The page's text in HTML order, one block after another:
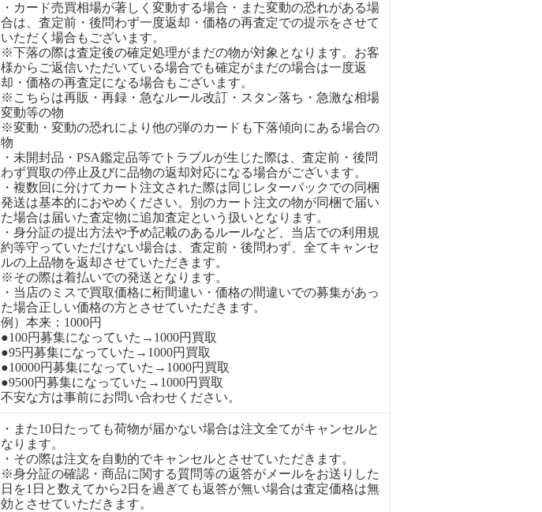
・カード売買相場が著しく変動する場合・また変動の恐れがある場
合は、査定前・後問わず一度返却・価格の再査定での提示をさせて
いただく場合もございます。
※下落の際は査定後の確定処理がまだの物が対象となります。お客
様からご返信いただいている場合でも確定がまだの場合は一度返
却・価格の再査定になる場合もございます。
※こちらは再販・再録・急なルール改訂・スタン落ち・急激な相場
変動等の物
※変動・変動の恐れにより他の弾のカードも下落傾向にある場合の
物
・未開封品・PSA鑑定品等でトラブルが生じた際は、査定前・後問
わず買取の停止及びに品物の返却対応になる場合がございます。
・複数回に分けてカート注文された際は同じレターパックでの同梱
発送は基本的におやめください。別のカート注文の物が同梱で届い
た場合は届いた査定物に追加査定という扱いとなります。
・身分証の提出方法や予め記載のあるルールなど、当店での利用規
約等守っていただけない場合は、査定前・後問わず、全てキャンセ
ルの上品物を返却させていただきます。
※その際は着払いでの発送となります。
・当店のミスで買取価格に桁間違い・価格の間違いでの募集があっ
た場合正しい価格の方とさせていただきます。
例）本来：1000円
●100円募集になっていた→1000円買取
●95円募集になっていた→1000円買取
●10000円募集になっていた→1000円買取
●9500円募集になっていた→1000円買取
不安な方は事前にお問い合わせください。
・また10日たっても荷物が届かない場合は注文全てがキャンセルと
なります。
・その際は注文を自動的でキャンセルとさせていただきます。
※身分証の確認・商品に関する質問等の返答がメールをお送りした
日を1日と数えてから2日を過ぎても返答が無い場合は査定価格は無
効とさせていただきます。